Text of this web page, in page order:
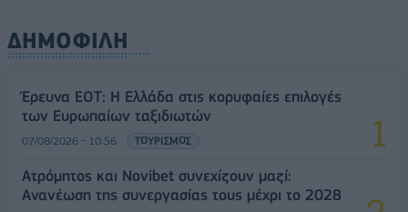
ΔΗΜΟΦΙΛΗ
Έρευνα ΕΟΤ: Η Ελλάδα στις κορυφαίες επιλογές
των Ευρωπαίων ταξιδιωτών
07/08/2026 - 10:56 ΤΟΥΡΙΣΜΟΣ
Ατρόμητος και Novibet συνεχίζουν μαζί:
Ανανέωση της συνεργασίας τους μέχρι το 2028